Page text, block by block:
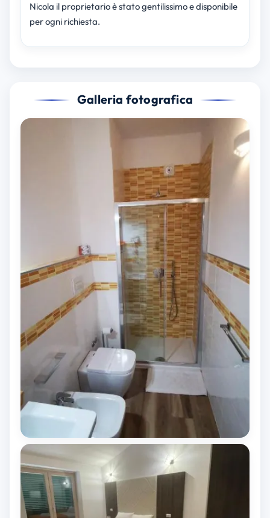
Nicola il proprietario è stato gentilissimo e disponibile
per ogni richiesta.
Galleria fotografica